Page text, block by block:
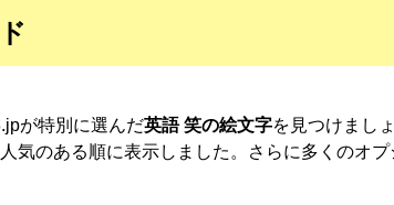
が特別に選んだ英語 笑の絵文字を見つけまし
気のある順に表示しました。さらに多くのオ